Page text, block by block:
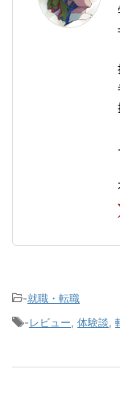
-就職・転職
-レビュー 体験談